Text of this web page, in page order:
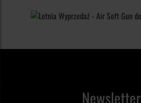
Newsletter